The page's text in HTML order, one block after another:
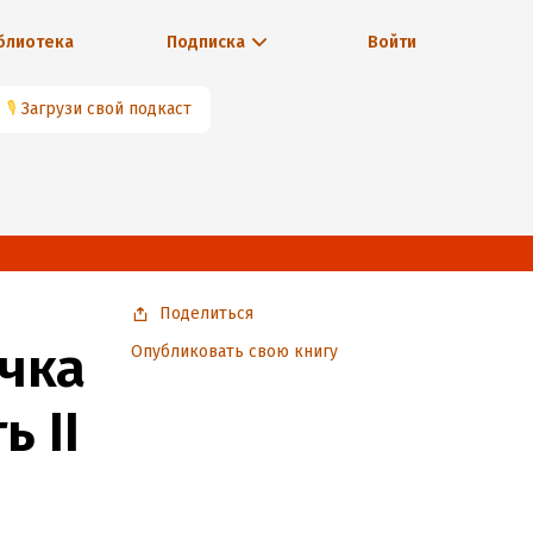
Подписка Войти
🎙 Загрузи свой подкаст
II
Поделиться
Опубликовать свою книгу